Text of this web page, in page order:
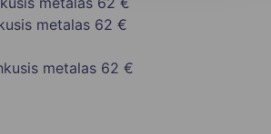
metalas 62 €
metalas 62 €